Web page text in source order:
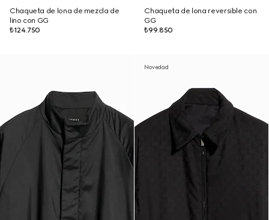
Chaqueta de lona de mezcla de
lino con GG
₺124.750
Chaqueta de lona reversible con
GG
₺99.850
Novedad